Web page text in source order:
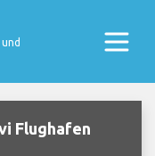
Flughafen